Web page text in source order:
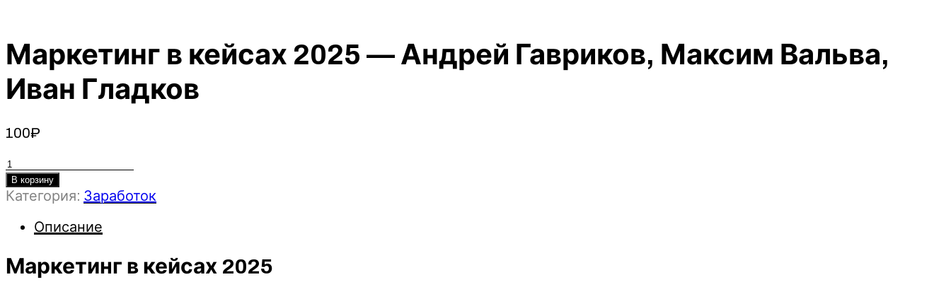
Маркетинг в кейсах 2025 — Андрей Гавриков, Максим Вальва,
Иван Гладков
100₽
Количество
товара
Маркетинг
кейсах
-
Андрей
В корзину
Категория: Заработок
Описание
Маркетинг в кейсах 2025